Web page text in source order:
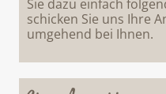
Sie dazu einfach
schicken Sie uns Ihre
umgehend bei Ihnen.